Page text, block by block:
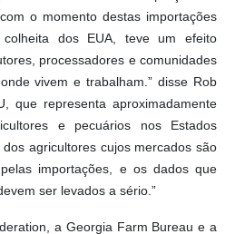
o momento destas importações
dos EUA, teve um efeito
processadores e comunidades
vivem e trabalham.” disse Rob
que representa aproximadamente
e pecuários nos Estados
dos agricultores cujos mercados são
importações, e os dados que
ser levados a sério.”
a Georgia Farm Bureau e a